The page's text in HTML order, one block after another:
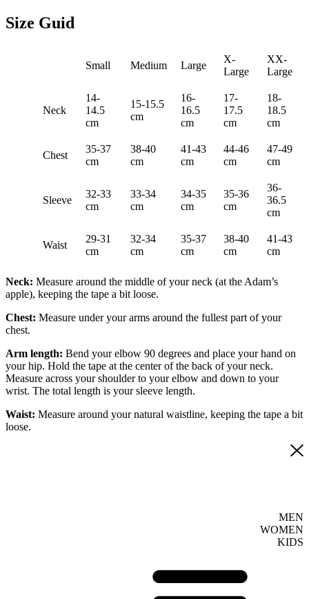
Size Guid
Small Medium Large
X-
Large
XX-
Large
Neck
14-
14.5
cm
15-15.5
cm
16-
16.5
cm
17-
17.5
cm
18-
18.5
cm
Chest
35-37
cm
38-40
cm
41-43
cm
44-46
cm
47-49
cm
Sleeve
32-33
cm
33-34
cm
34-35
cm
35-36
cm
36-
36.5
cm
Waist
29-31
cm
32-34
cm
35-37
cm
38-40
cm
41-43
cm
Neck: Measure around the middle of your neck (at the Adam’s
apple), keeping the tape a bit loose.
Chest: Measure under your arms around the fullest part of your
chest.
Arm length: Bend your elbow 90 degrees and place your hand on
your hip. Hold the tape at the center of the back of your neck.
Measure across your shoulder to your elbow and down to your
wrist. The total length is your sleeve length.
Waist: Measure around your natural waistline, keeping the tape a bit
loose.
MEN
WOMEN
KIDS